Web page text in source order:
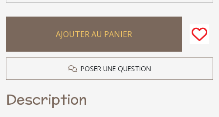
AJOUTER AU PANIER
POSER UNE QUESTION
Description